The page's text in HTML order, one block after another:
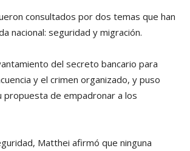
consultados por dos temas que han
nacional: seguridad y migración.
del secreto bancario para
y el crimen organizado, y puso
propuesta de empadronar a los
Matthei afirmó que ninguna